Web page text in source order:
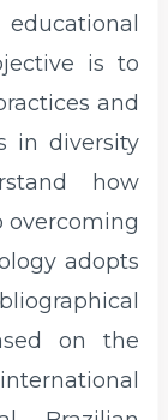
is to
and
in diversity
how
overcoming
adopts
on the